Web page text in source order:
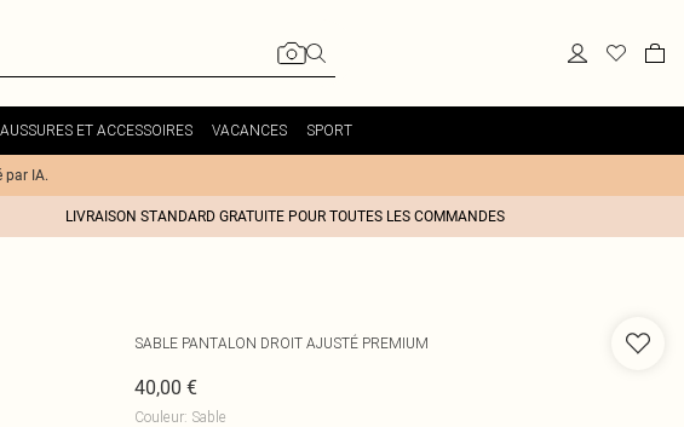
ET ACCESSOIRES VACANCES SPORT
par IA.
LIVRAISON STANDARD GRATUITE POUR TOUTES LES COMMANDES
SABLE PANTALON DROIT AJUSTÉ PREMIUM
40,00 €
Couleur: Sable